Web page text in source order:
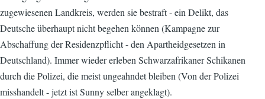
zugewiesenen Landkreis, werden sie bestraft - ein Delikt, das
Deutsche überhaupt nicht begehen können (Kampagne zur
Abschaffung der Residenzpflicht - den Apartheidgesetzen in
Deutschland). Immer wieder erleben Schwarzafrikaner Schikanen
durch die Polizei, die meist ungeahndet bleiben (Von der Polizei
misshandelt - jetzt ist Sunny selber angeklagt).